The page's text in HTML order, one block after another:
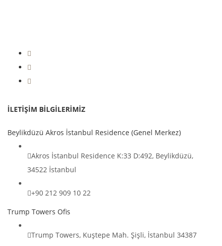
İLETİŞİM BİLGİLERİMİZ
Beylikdüzü Akros İstanbul Residence (Genel Merkez)
Akros İstanbul Residence K:33 D:492, Beylikdüzü,
34522 İstanbul
+90 212 909 10 22
Trump Towers Ofis
Trump Towers, Kuştepe Mah. Şişli, İstanbul 34387